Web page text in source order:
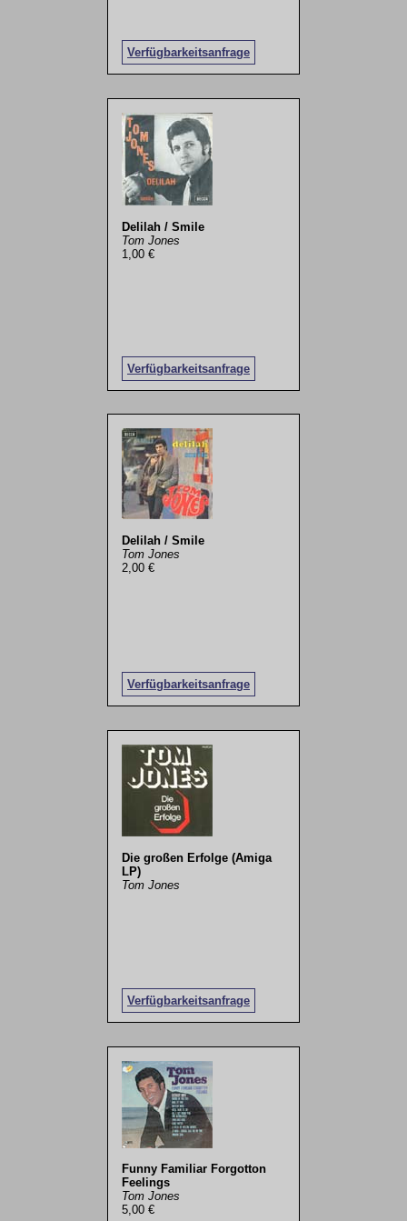
Verfügbarkeitsanfrage
Delilah / Smile
Tom Jones
1,00 €
Verfügbarkeitsanfrage
Delilah / Smile
Tom Jones
2,00 €
Verfügbarkeitsanfrage
Die großen Erfolge (Amiga
LP)
Tom Jones
Verfügbarkeitsanfrage
Funny Familiar Forgotton
Feelings
Tom Jones
5,00 €